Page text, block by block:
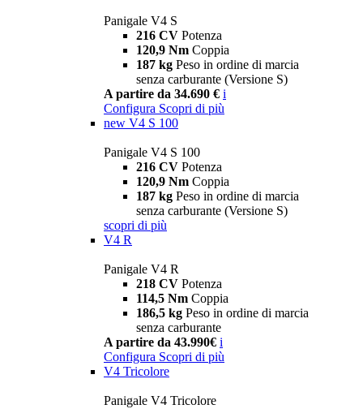
Panigale V4 S
216 CV Potenza
120,9 Nm Coppia
187 kg Peso in ordine di marcia
senza carburante (Versione S)
A partire da 34.690 € i
Configura Scopri di più
new V4 S 100
Panigale V4 S 100
216 CV Potenza
120,9 Nm Coppia
187 kg Peso in ordine di marcia
senza carburante (Versione S)
scopri di più
V4 R
Panigale V4 R
218 CV Potenza
114,5 Nm Coppia
186,5 kg Peso in ordine di marcia
senza carburante
A partire da 43.990€ i
Configura Scopri di più
V4 Tricolore
Panigale V4 Tricolore